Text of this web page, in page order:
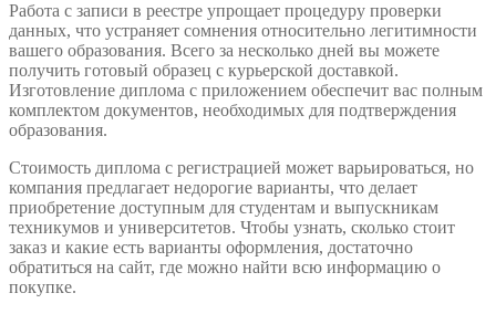
Работа с записи в реестре упрощает процедуру проверки
данных, что устраняет сомнения относительно легитимности
вашего образования. Всего за несколько дней вы можете
получить готовый образец с курьерской доставкой.
Изготовление диплома с приложением обеспечит вас полным
комплектом документов, необходимых для подтверждения
образования.
Стоимость диплома с регистрацией может варьироваться, но
компания предлагает недорогие варианты, что делает
приобретение доступным для студентам и выпускникам
техникумов и университетов. Чтобы узнать, сколько стоит
заказ и какие есть варианты оформления, достаточно
обратиться на сайт, где можно найти всю информацию о
покупке.